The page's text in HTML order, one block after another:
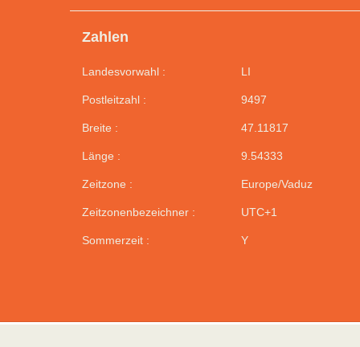
Zahlen
Landesvorwahl : LI
Postleitzahl : 9497
Breite : 47.11817
Länge : 9.54333
Zeitzone : Europe/Vaduz
Zeitzonenbezeichner : UTC+1
Sommerzeit : Y